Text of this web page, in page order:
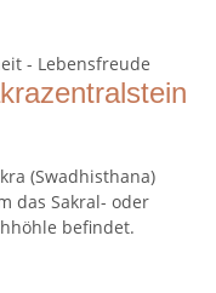
- Lebensfreude
(Swadhisthana)
das Sakral- oder
befindet.